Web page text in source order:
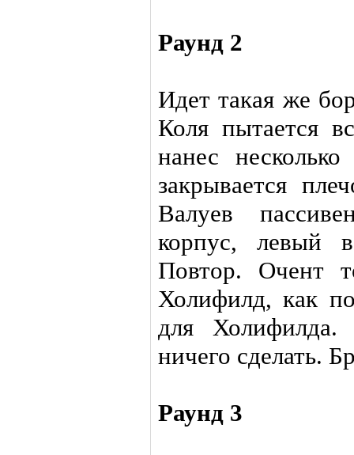
Раунд 2
Идет такая же
Коля пытается
нанес
закрывается
Валуев
корпус, левый
Повтор. Очент
Холифилд, как
для Холифилда.
ничего сделать.
Раунд 3